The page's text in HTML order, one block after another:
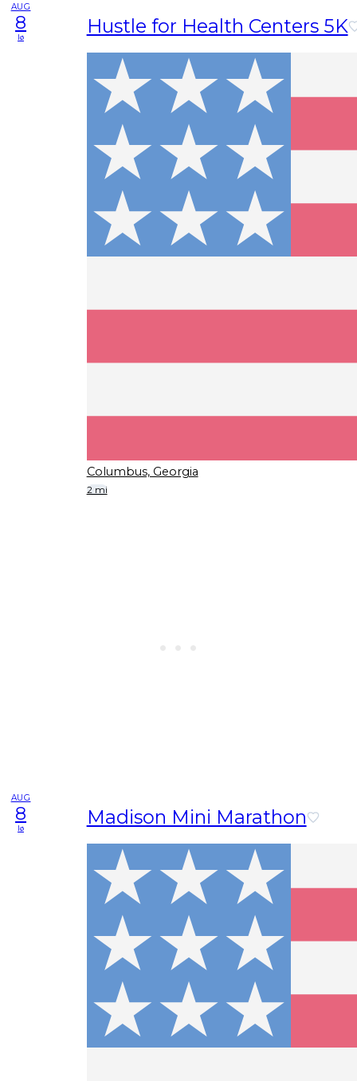
AUG
8
lø Hustle for Health Centers 5K
Columbus, Georgia
2 mi
AUG
8
lø Madison Mini Marathon